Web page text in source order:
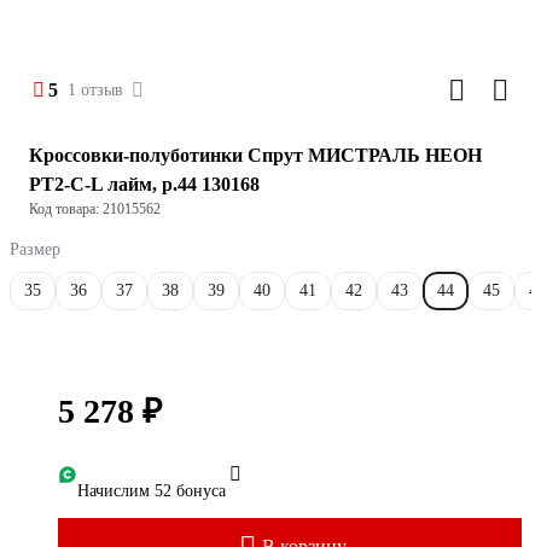
5 1 отзыв
Кроссовки-полуботинки Спрут МИСТРАЛЬ НЕОН
PT2-C-L лайм, р.44 130168
Код товара: 21015562
Размер
35 36 37 38 39 40 41 42 43 44 45
5 278 ₽
Начислим 52 бонуса